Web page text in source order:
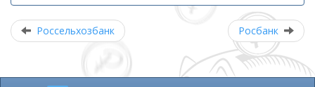
Россельхозбанк Росбанк